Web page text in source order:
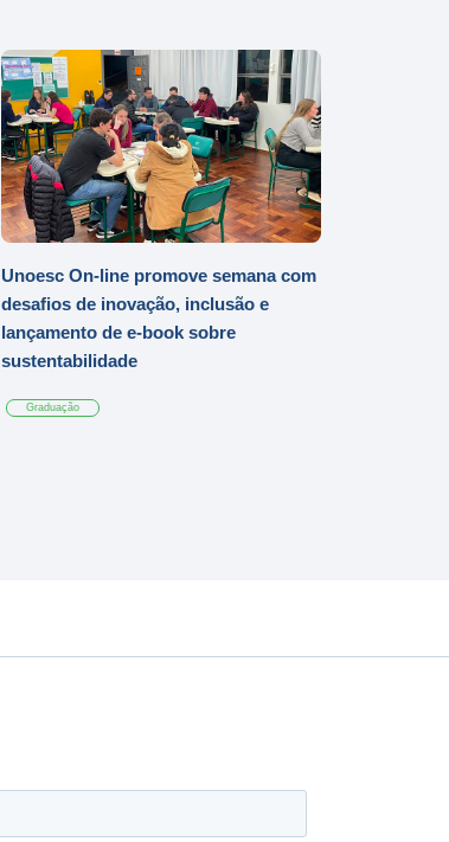
Unoesc On-line promove semana com
desafios de inovação, inclusão e
lançamento de e-book sobre
sustentabilidade
Graduação